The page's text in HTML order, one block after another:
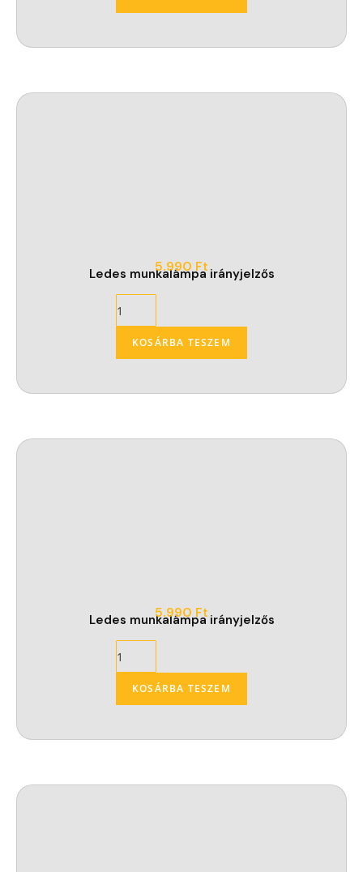
Ledes munkalámpa irányjelzős
5.990 Ft
KOSÁRBA TESZEM
Ledes munkalámpa irányjelzős
5.990 Ft
KOSÁRBA TESZEM